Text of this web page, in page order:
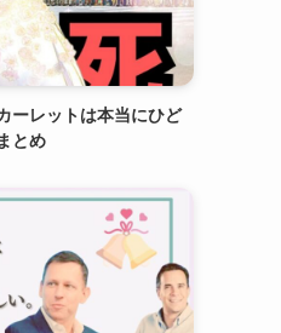
ーレットは本当にひど
とめ